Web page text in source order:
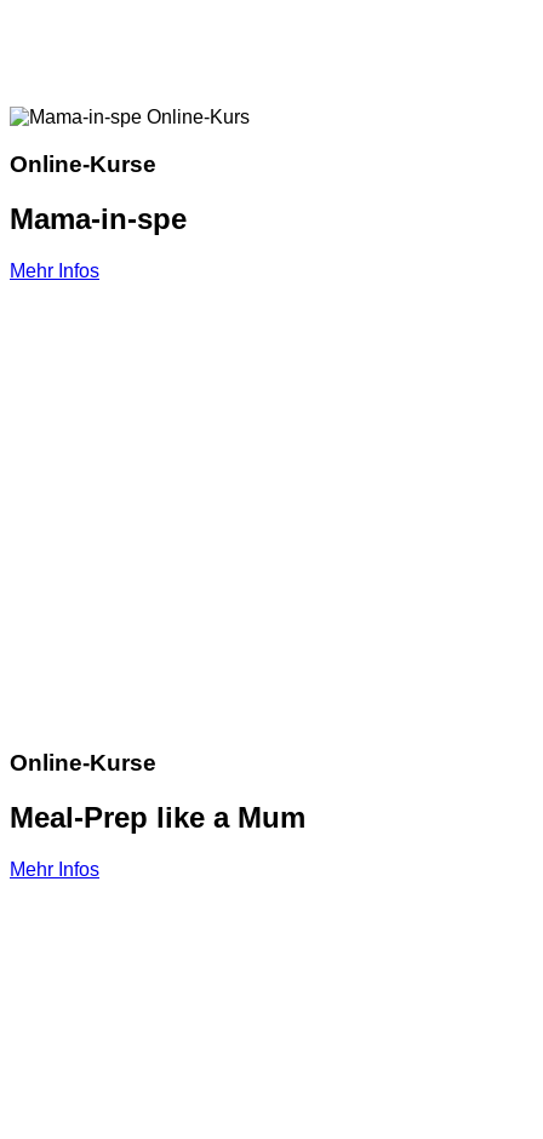
Online-Kurse
Mama-in-spe
Mehr Infos
Online-Kurse
Meal-Prep like a Mum
Mehr Infos